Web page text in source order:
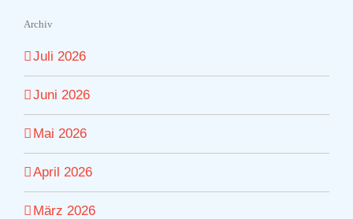
Archiv
Juli 2026
Juni 2026
Mai 2026
April 2026
März 2026